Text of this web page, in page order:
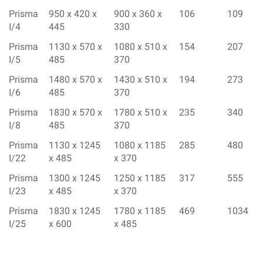
Prisma
I/4
950 x 420 x
445
900 x 360 x
330
106 109
Prisma
I/5
1130 x 570 x
485
1080 x 510 x
370
154 207
Prisma
I/6
1480 x 570 x
485
1430 x 510 x
370
194 273
Prisma
I/8
1830 x 570 x
485
1780 x 510 x
370
235 340
Prisma
I/22
1130 x 1245
x 485
1080 x 1185
x 370
285 480
Prisma
I/23
1300 x 1245
x 485
1250 x 1185
x 370
317 555
Prisma
I/25
1830 x 1245
x 600
1780 x 1185
x 485
469 1034